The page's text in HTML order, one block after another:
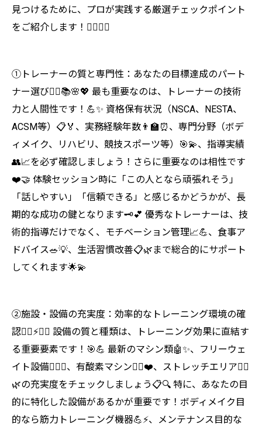
見つけるために、プロが実践する厳選チェックポイント
をご紹介します！🕵️‍♀️💡✨
①トレーナーの質と専門性：あなたの目標達成のパート
ナー選び👨‍⚕️📚🌸💖 最も重要なのは、トレーナーの技術
力と人間性です！💪✨ 資格保有状況（NSCA、NESTA、
ACSM等）📋🏅、実務経験年数👨‍🏫⏰、専門分野（ボデ
ィメイク、リハビリ、競技スポーツ等）🎯💫、指導実績
👥📈を必ず確認しましょう！さらに重要なのは相性です
❤️🤝 体験セッション時に「この人となら頑張れそう」
「話しやすい」「信頼できる」と感じるかどうかが、長
期的な成功の鍵となります🗝️💕 優秀なトレーナーは、技
術的指導だけでなく、モチベーション管理📈💪、食事ア
ドバイス🥗💡、生活習慣改善📋🌿まで総合的にサポート
してくれます🌟💫
②施設・設備の充実度：効率的なトレーニング環境の確
認🏋️‍♀️⚡💎✨ 設備の質と種類は、トレーニング効果に直結す
る重要要素です！🎯💪 最新のマシン類🤖✨、フリーウェ
イト設備🏋️‍♂️💫、有酸素マシン🏃‍♀️❤️、ストレッチエリア🤸‍♀️
🌿の充実度をチェックしましょう📋🔍 特に、あなたの目
的に特化した設備があるかが重要です！ボディメイク目
的なら筋力トレーニング機器💪⚡、メンテナンス目的な